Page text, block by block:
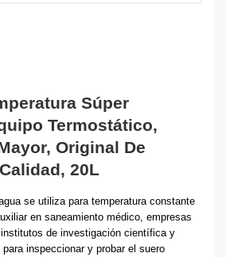
Súper
Termostático,
Original De
20L
se utiliza para temperatura constante
en saneamiento médico, empresas
de investigación científica y
inspeccionar y probar el suero